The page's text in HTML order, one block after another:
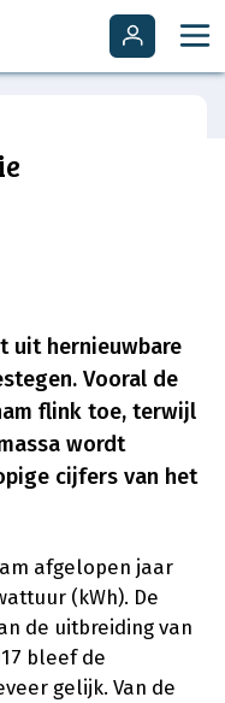
uit hernieuwbare
Vooral de
flink toe, terwijl
wordt
cijfers van het
afgelopen jaar
(kWh). De
de uitbreiding van
bleef de
gelijk. Van de